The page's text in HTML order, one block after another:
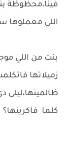
فينا،محظوظة
اللي معملوها
بنت من اللي
زميلاتها
كلما فاكرينها؟